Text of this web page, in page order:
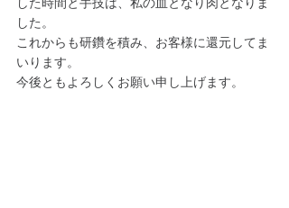
した。
これからも研鑽を積み、お客様に還元してま
いります。
今後ともよろしくお願い申し上げます。